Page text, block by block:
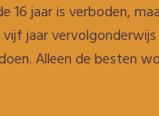
16 jaar is verboden,
jaar
Alleen de besten